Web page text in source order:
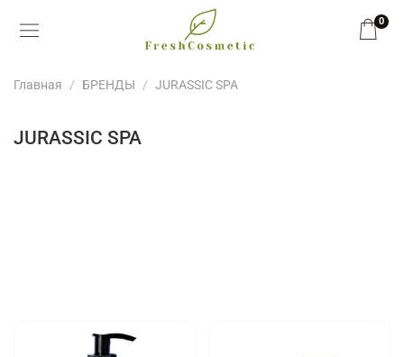
0
Главная БРЕНДЫ JURASSIC SPA
JURASSIC SPA